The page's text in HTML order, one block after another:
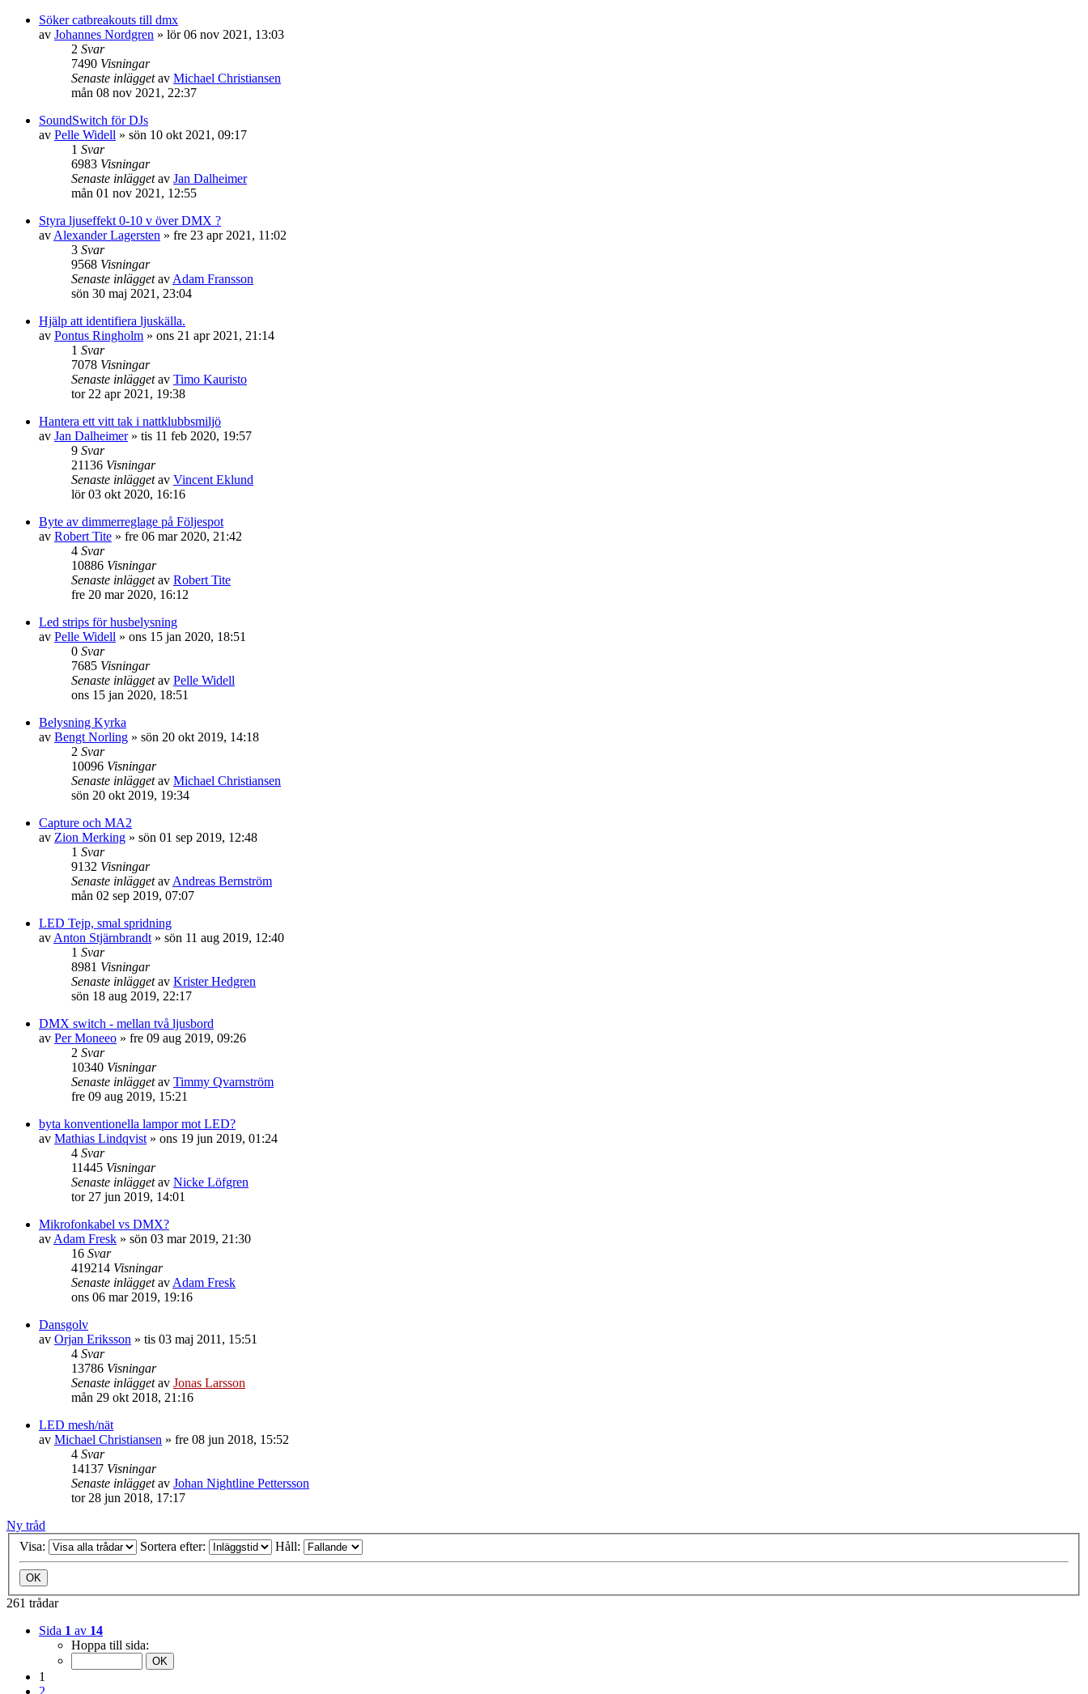
Söker catbreakouts till dmx
av Johannes Nordgren » lör 06 nov 2021, 13:03
2 Svar
7490 Visningar
Senaste inläggetav Michael Christiansen
mån 08 nov 2021, 22:37
SoundSwitch för DJs
av Pelle Widell » sön 10 okt 2021, 09:17
1 Svar
6983 Visningar
Senaste inläggetav Jan Dalheimer
mån 01 nov 2021, 12:55
Styra ljuseffekt 0-10 v över DMX ?
av Alexander Lagersten » fre 23 apr 2021, 11:02
3 Svar
9568 Visningar
Senaste inläggetav Adam Fransson
sön 30 maj 2021, 23:04
Hjälp att identifiera ljuskälla.
av Pontus Ringholm » ons 21 apr 2021, 21:14
1 Svar
7078 Visningar
Senaste inläggetav Timo Kauristo
tor 22 apr 2021, 19:38
Hantera ett vitt tak i nattklubbsmiljö
av Jan Dalheimer» tis 11 feb 2020, 19:57
9 Svar
21136 Visningar
Senaste inläggetav Vincent Eklund
lör 03 okt 2020, 16:16
Byte av dimmerreglage på Följespot
av Robert Tite » fre 06 mar 2020, 21:42
4 Svar
10886 Visningar
Senaste inläggetav Robert Tite
fre 20 mar 2020, 16:12
Led strips för husbelysning
av Pelle Widell » ons 15 jan 2020, 18:51
0 Svar
7685 Visningar
Senaste inläggetav Pelle Widell
ons 15 jan 2020, 18:51
Belysning Kyrka
av Bengt Norling » sön 20 okt 2019, 14:18
2 Svar
10096 Visningar
Senaste inläggetav Michael Christiansen
sön 20 okt 2019, 19:34
Capture och MA2
av Zion Merking » sön 01 sep 2019, 12:48
1 Svar
9132 Visningar
Senaste inläggetav Andreas Bernström
mån 02 sep 2019, 07:07
LED Tejp, smal spridning
av Anton Stjärnbrandt » sön 11 aug 2019, 12:40
1 Svar
8981 Visningar
Senaste inläggetav Krister Hedgren
sön 18 aug 2019, 22:17
DMX switch - mellan två ljusbord
av Per Moneeo » fre 09 aug 2019, 09:26
2 Svar
10340 Visningar
Senaste inläggetav Timmy Qvarnström
fre 09 aug 2019, 15:21
byta konventionella lampor mot LED?
av Mathias Lindqvist » ons 19 jun 2019, 01:24
4 Svar
11445 Visningar
Senaste inläggetav Nicke Löfgren
tor 27 jun 2019, 14:01
Mikrofonkabel vs DMX?
av Adam Fresk » sön 03 mar 2019, 21:30
16 Svar
419214 Visningar
Senaste inläggetav Adam Fresk
ons 06 mar 2019, 19:16
Dansgolv
av Orjan Eriksson » tis 03 maj 2011, 15:51
4 Svar
13786 Visningar
Senaste inläggetav Jonas Larsson
mån 29 okt 2018, 21:16
LED mesh/nät
av Michael Christiansen » fre 08 jun 2018, 15:52
4 Svar
14137 Visningar
Senaste inläggetav Johan Nightline Pettersson
tor 28 jun 2018, 17:17
Ny tråd
Visa:
Sortera efter: Håll:
261 trådar
Sida 1 av 14
Hoppa till sida:
1
2